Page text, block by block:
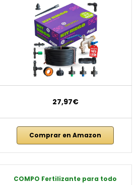
27,97€
Comprar en Amazon
COMPO Fertilizante para todo